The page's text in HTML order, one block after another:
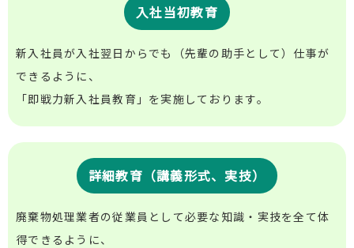
0120-09-5383
お問い合わせ・見積り相談
入社当初教育
新入社員が入社翌日からでも（先輩の助手として）仕事が
できるように、
「即戦力新入社員教育」を実施しております。
詳細教育（講義形式、実技）
廃棄物処理業者の従業員として必要な知識・実技を全て体
得できるように、